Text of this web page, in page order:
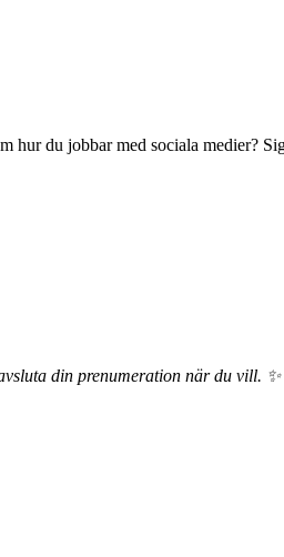
hur du jobbar med sociala medier?
din prenumeration när du vill. ✨